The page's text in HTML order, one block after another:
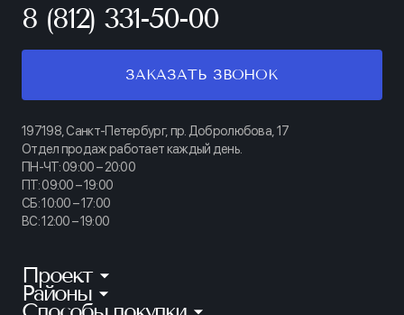
8 (812) 331-50-00
ЗАКАЗАТЬ ЗВОНОК
197198, Санкт-Петербург, пр. Добролюбова, 17
Отдел продаж работает каждый день.
ПН-ЧТ: 09:00 – 20:00
ПТ: 09:00 – 19:00
СБ: 10:00 – 17:00
ВС: 12:00 – 19:00
Проект
КИНОПАРК
Районы
Калининский